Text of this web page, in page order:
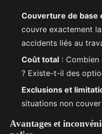
Couverture de base
couvre exactement
accidents liés au
Coût total :
? Existe-t-il des
Exclusions et
situations non
Avantages et